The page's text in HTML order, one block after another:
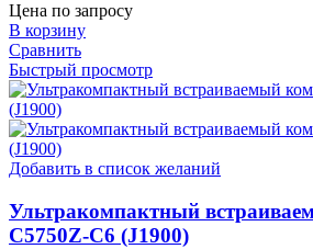
Цена по запросу
В корзину
Сравнить
Быстрый просмотр
Добавить в список желаний
Ультракомпактный
C5750Z-C6 (J1900)